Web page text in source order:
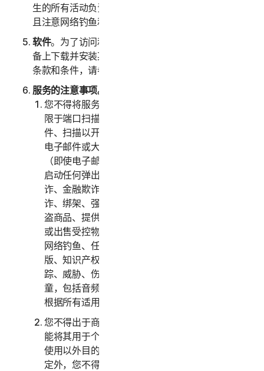
生的所有活动负责。我们鼓励您确保您的在线安全，并
且注意网络钓鱼和第三方在线获取您信息的其他方式。
软件。为了访问和使用某些服务，可能需要您在注册设
备上下载并安装某些软件。关于适用于此类软件使用的
条款和条件，请参阅“第四部分 - 软件授权许可条款”。
服务的注意事项。
您不得将服务用于任何非法或欺诈目的，包括但不
限于端口扫描、发送垃圾邮件、发送许可式电子邮
件、扫描以开启中继或开启代理、发送未经请求的
电子邮件或大量发送的任何版本或类型的电子邮件
（即使电子邮件是通过第三方服务器进行路由）、
启动任何弹出窗口、使用被盗信用卡、信用卡欺
诈、金融欺诈、加密货币欺诈、伪装、勒索、敲
诈、绑架、强奸、谋杀、出售被盗信用卡、出售被
盗商品、提供或出售违禁、军事和两用商品、提供
或出售受控物质、身份盗用、黑客入侵、域欺骗、
网络钓鱼、任何形式或规模的数据采集、数字盗
版、知识产权侵权和其他类似活动，或骚扰、跟
踪、威胁、伤害或监控他人，或以任何方式剥削儿
童，包括音频、视频、摄影、数字内容等。您同意
根据所有适用的法律和法规使用服务。
您不得出于商业目的使用或访问消费者服务，而只
能将其用于个人或家庭用途。您不得出于企业内部
使用以外目的使用或访问企业服务。除下文另有规
定外，您不得让您的家庭成员、非家庭成员或其他